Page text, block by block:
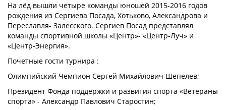
На лёд вышли четыре команды юношей 2015-2016 годов
рождения из Сергиева Посада, Хотьково, Александрова и
Переславля- Залесского. Сергиев Посад представлял
команды спортивной школы «Центр»- «Центр-Луч» и
«Центр-Энергия».
Почетные гости турнира :
Олимпийский Чемпион Сергей Михайлович Шепелев;
Президент Фонда поддержки и развития спорта «Ветераны
спорта» - Александр Павлович Старостин;